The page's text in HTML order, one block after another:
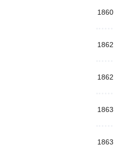
1860
1862
1862
1863
1863